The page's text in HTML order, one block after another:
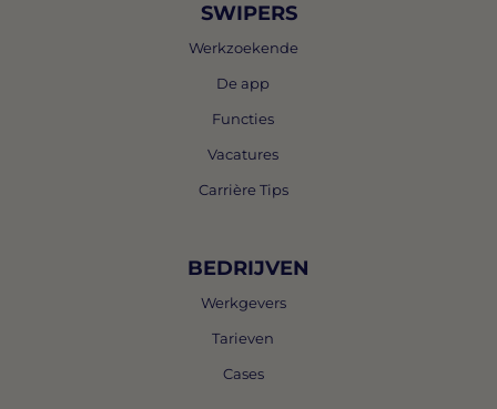
SWIPERS
Werkzoekende
De app
Functies
Vacatures
Carrière Tips
BEDRIJVEN
Werkgevers
Tarieven
Cases